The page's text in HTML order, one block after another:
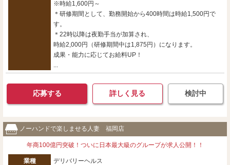
※時給1,600円～
＊研修期間として、勤務開始から400時間は時給1,500円で
す。
＊22時以降は夜勤手当が加算され、
時給2,000円（研修期間中は1,875円）になります。
成果・能力に応じてお給料UP！
...
応募する 詳しく見る 検討中
ノーハンドで楽しませる人妻 福岡店
年商100億円突破！ついに日本最大級のグループが求人公開！！
業種 デリバリーヘルス